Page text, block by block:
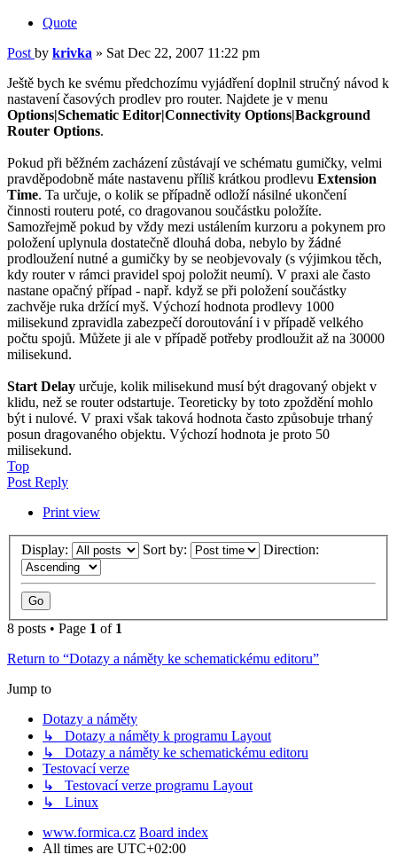
Quote
Post by krivka » Sat Dec 22, 2007 11:22 pm
Ještě bych ke svému předchozímu vyjádření doplnil stručný návod k
nastavení časových prodlev pro router. Najdete je v menu
Options|Schematic Editor|Connectivity Options|Background
Router Options.
Pokud při běžném zacházení zůstávají ve schématu gumičky, velmi
pravděpodobně máte nastavenu příliš krátkou prodlevu Extension
Time. Ta určuje, o kolik se případně odloží násilné ukončení
činnosti routeru poté, co dragovanou součástku položíte.
Samozřejmě pokud by vždy mezi ustálením kurzoru a pokynem pro
položení uplynula dostatečně dlouhá doba, nebylo by žádné
prodloužení nutné a gumičky by se neobjevovaly (s výjimkou těch,
kdy router v rámci pravidel spoj položit neumí). V praxi ale často
nastane opačný případ - např. když se při položení součástky
zachvěje ruka držící myš. Výchozí hodnota prodlevy 1000
milisekund zpravidla zabezpečí doroutování i v případě velkého
počtu spojů. Můžete ji ale v případě potřeby prodloužit až na 30000
milisekund.
Start Delay určuje, kolik milisekund musí být dragovaný objekt v
klidu, než se router odstartuje. Teoreticky by toto zpoždění mohlo
být i nulové. V praxi však taková hodnota často způsobuje trhaný
posun dragovaného objektu. Výchozí hodnota je proto 50
milisekund.
Top
Post Reply
Print view
Display: Sort by: Direction:
8 posts • Page 1 of 1
Return to “Dotazy a náměty ke schematickému editoru”
Jump to
Dotazy a náměty
↳ Dotazy a náměty k programu Layout
↳ Dotazy a náměty ke schematickému editoru
Testovací verze
↳ Testovací verze programu Layout
↳ Linux
www.formica.cz Board index
All times are UTC+02:00